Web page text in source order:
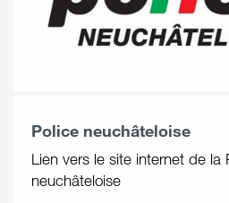
Police neuchâteloise
Lien vers le site internet de la
neuchâteloise